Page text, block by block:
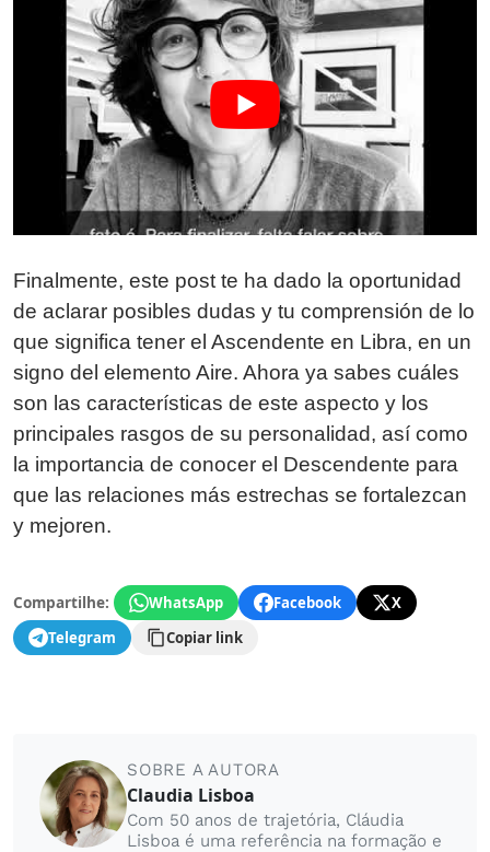
Finalmente, este post te ha dado la oportunidad
de aclarar posibles dudas y tu comprensión de lo
que significa tener el Ascendente en Libra, en un
signo del elemento Aire. Ahora ya sabes cuáles
son las características de este aspecto y los
principales rasgos de su personalidad, así como
la importancia de conocer el Descendente para
que las relaciones más estrechas se fortalezcan
y mejoren.
Compartilhe: WhatsApp Facebook
X
Telegram
Copiar link
SOBRE A AUTORA
Claudia Lisboa
Com 50 anos de trajetória, Cláudia
Lisboa é uma referência na formação e